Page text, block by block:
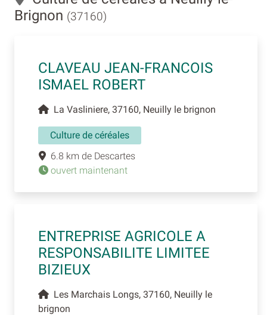
Brignon (37160)
CLAVEAU JEAN-FRANCOIS
ISMAEL ROBERT
La Vasliniere, 37160, Neuilly le brignon
Culture de céréales
6.8 km de Descartes
ouvert maintenant
ENTREPRISE AGRICOLE A
RESPONSABILITE LIMITEE
BIZIEUX
Les Marchais Longs, 37160, Neuilly le
brignon